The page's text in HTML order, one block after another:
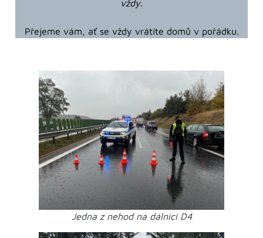
vždy.
Přejeme vám, ať se vždy vrátíte domů v pořádku.
Jedna z nehod na dálnici D4